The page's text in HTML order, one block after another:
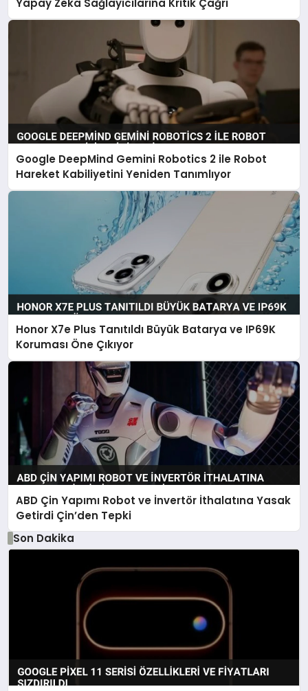
Yapay Zeka Sağlayıcılarına Kritik Çağrı
Google DeepMind Gemini Robotics 2 ile Robot
Hareket Kabiliyetini Yeniden Tanımlıyor
Honor X7e Plus Tanıtıldı Büyük Batarya ve IP69K
Koruması Öne Çıkıyor
ABD Çin Yapımı Robot ve İnvertör İthalatına Yasak
Getirdi Çin’den Tepki
Son Dakika